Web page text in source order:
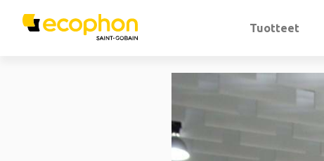
Tuotteet